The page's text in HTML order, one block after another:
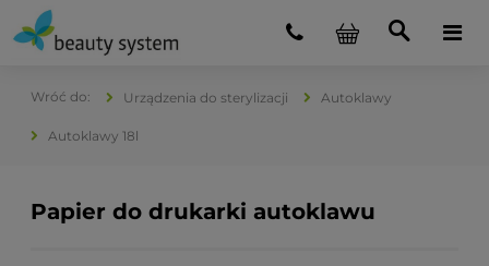
Urządzenia do sterylizacji Autoklawy
Autoklawy 18l
Papier do drukarki autoklawu